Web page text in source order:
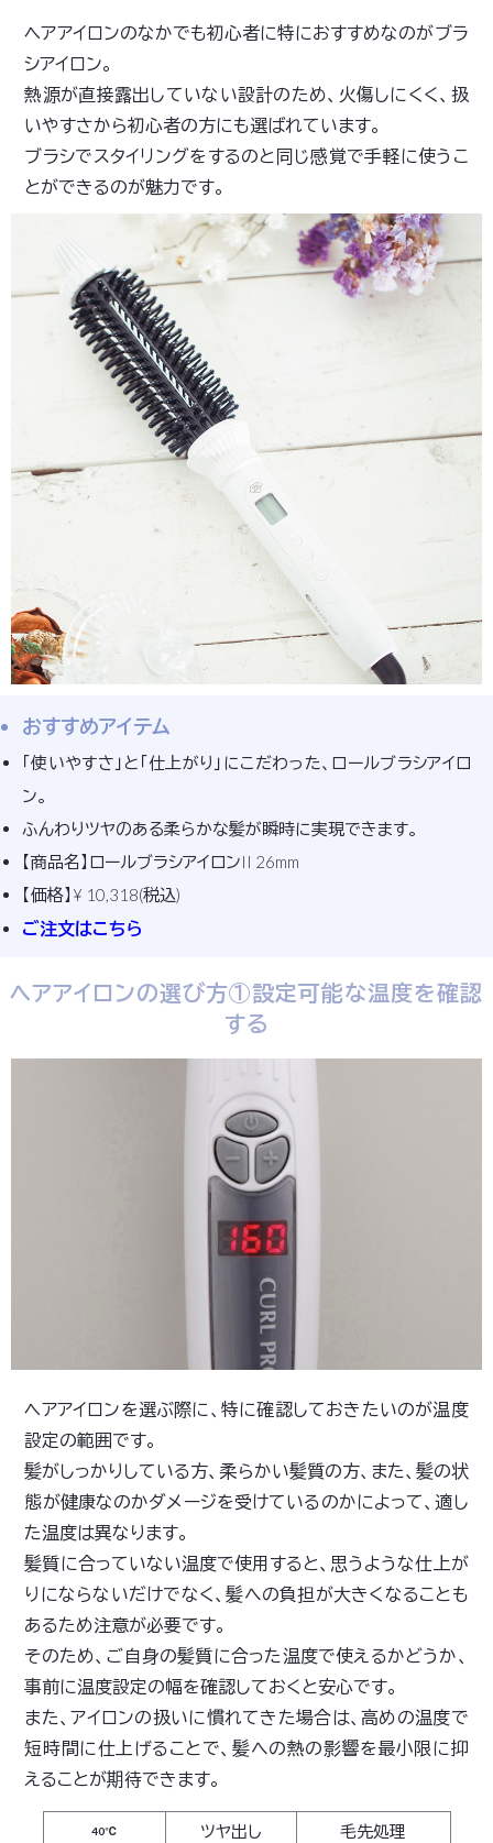
ヘアアイロンのなかでも初心者に特におすすめなのがブラ
シアイロン。
熱源が直接露出していない設計のため、火傷しにくく、扱
いやすさから初心者の方にも選ばれています。
ブラシでスタイリングをするのと同じ感覚で手軽に使うこ
とができるのが魅力です。
おすすめアイテム
「使いやすさ」と「仕上がり」にこだわった、ロールブラシアイロ
ン。
ふんわりツヤのある柔らかな髪が瞬時に実現できます。
【商品名】ロールブラシアイロンII 26mm
【価格】¥ 10,318(税込)
ご注文はこちら
ヘアアイロンの選び方①設定可能な温度を確認
する
ヘアアイロンを選ぶ際に、特に確認しておきたいのが温度
設定の範囲です。
髪がしっかりしている方、柔らかい髪質の方、また、髪の状
態が健康なのかダメージを受けているのかによって、適し
た温度は異なります。
髪質に合っていない温度で使用すると、思うような仕上が
りにならないだけでなく、髪への負担が大きくなることも
あるため注意が必要です。
そのため、ご自身の髪質に合った温度で使えるかどうか、
事前に温度設定の幅を確認しておくと安心です。
また、アイロンの扱いに慣れてきた場合は、高めの温度で
短時間に仕上げることで、髪への熱の影響を最小限に抑
えることが期待できます。
40℃ ツヤ出し 毛先処理